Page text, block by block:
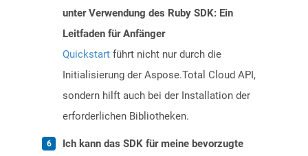
unter Verwendung des Ruby SDK: Ein
Leitfaden für Anfänger
Quickstart führt nicht nur durch die
Initialisierung der Aspose.Total Cloud API,
sondern hilft auch bei der Installation der
erforderlichen Bibliotheken.
Ich kann das SDK für meine bevorzugte